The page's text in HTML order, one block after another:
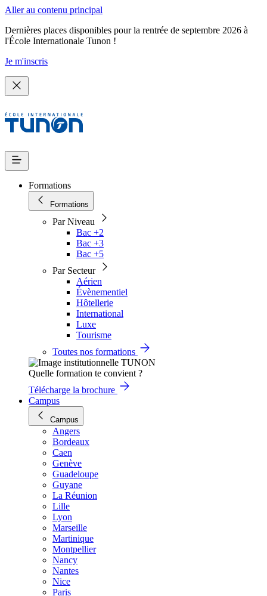
Aller au contenu principal
Dernières places disponibles pour la rentrée de septembre 2026 à
l'École Internationale Tunon !
Je m'inscris
Formations
Formations
Par Niveau
Bac +2
Bac +3
Bac +5
Par Secteur
Aérien
Évènementiel
Hôtellerie
International
Luxe
Tourisme
Toutes nos formations
Quelle formation te convient ?
Télécharge la brochure
Campus
Campus
Angers
Bordeaux
Caen
Genève
Guadeloupe
Guyane
La Réunion
Lille
Lyon
Marseille
Martinique
Montpellier
Nancy
Nantes
Nice
Paris